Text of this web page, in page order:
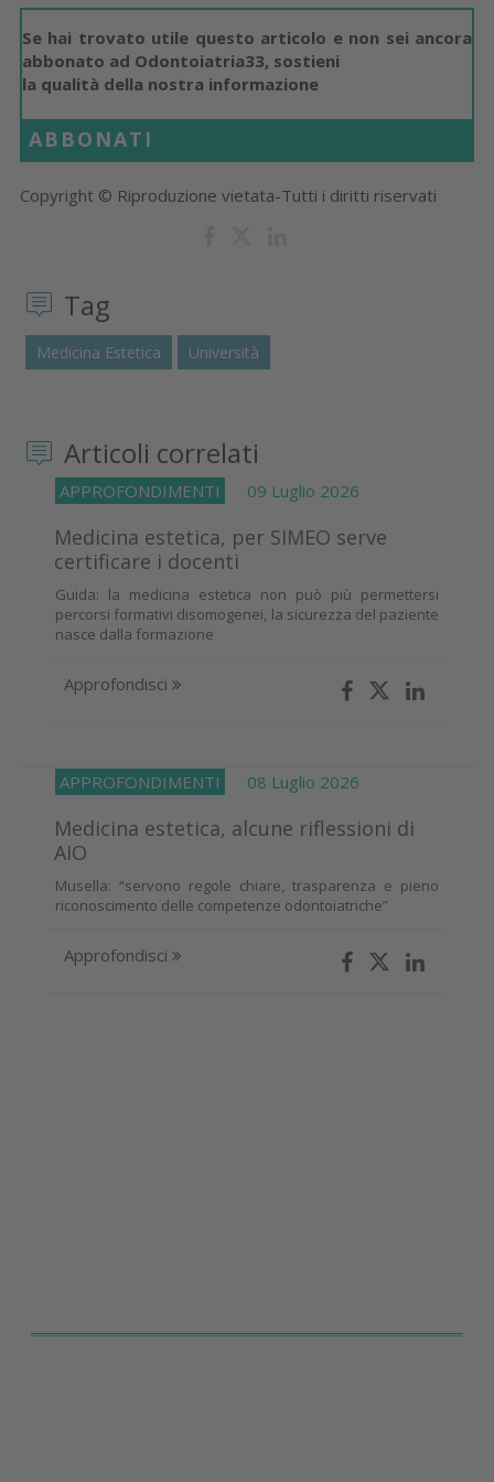
Se hai trovato utile questo articolo e non sei ancora
abbonato ad Odontoiatria33, sostieni
la qualità della nostra informazione
ABBONATI
Copyright © Riproduzione vietata-Tutti i diritti riservati
Tag
Medicina Estetica Università
Articoli correlati
APPROFONDIMENTI 09 Luglio 2026
Medicina estetica, per SIMEO serve
certificare i docenti
Guida: la medicina estetica non può più permettersi
percorsi formativi disomogenei, la sicurezza del paziente
nasce dalla formazione
Approfondisci
APPROFONDIMENTI 08 Luglio 2026
Medicina estetica, alcune riflessioni di
AIO
Musella: “servono regole chiare, trasparenza e pieno
riconoscimento delle competenze odontoiatriche”
Approfondisci